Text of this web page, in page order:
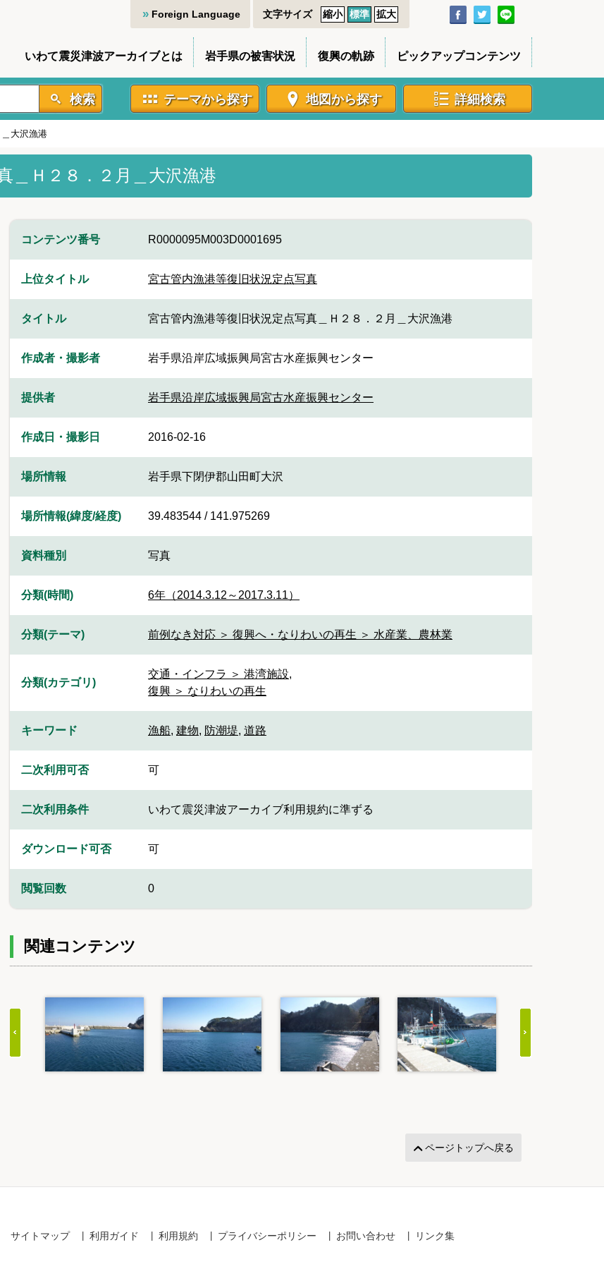
Foreign Language 文字サイズ 縮小 標準 拡大
いわて震災津波アーカイブとは 岩手県の被害状況 復興の軌跡 ピックアップコンテンツ
検索 テーマから探す 地図から探す 詳細検索
大沢漁港
＿Ｈ２８．２月＿大沢漁港
コンテンツ番号 R0000095M003D0001695
上位タイトル 宮古管内漁港等復旧状況定点写真
タイトル 宮古管内漁港等復旧状況定点写真＿Ｈ２８．２月＿大沢漁港
作成者・撮影者 岩手県沿岸広域振興局宮古水産振興センター
提供者 岩手県沿岸広域振興局宮古水産振興センター
作成日・撮影日 2016-02-16
場所情報 岩手県下閉伊郡山田町大沢
場所情報(緯度/経度) 39.483544 / 141.975269
資料種別 写真
分類(時間) 6年（2014.3.12～2017.3.11）
分類(テーマ) 前例なき対応 ＞ 復興へ・なりわいの再生 ＞ 水産業、農林業
分類(カテゴリ)
交通・インフラ ＞ 港湾施設,
復興 ＞ なりわいの再生
キーワード 漁船, 建物, 防潮堤, 道路
二次利用可否 可
二次利用条件 いわて震災津波アーカイブ利用規約に準ずる
ダウンロード可否 可
閲覧回数 0
関連コンテンツ
ページトップへ戻る
サイトマップ 利用ガイド 利用規約 プライバシーポリシー お問い合わせ リンク集